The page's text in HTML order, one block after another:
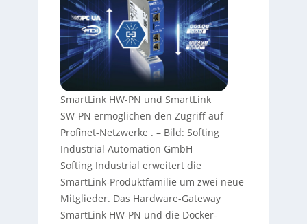
SmartLink HW-PN und SmartLink
SW-PN ermöglichen den Zugriff auf
Profinet-Netzwerke . – Bild: Softing
Industrial Automation GmbH
Softing Industrial erweitert die
SmartLink-Produktfamilie um zwei neue
Mitglieder. Das Hardware-Gateway
SmartLink HW-PN und die Docker-